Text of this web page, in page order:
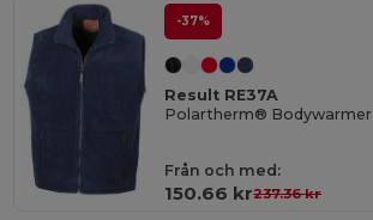
-37%
Result RE37A
Polartherm® Bodywarmer
Från och med:
150.66 kr237.36 kr